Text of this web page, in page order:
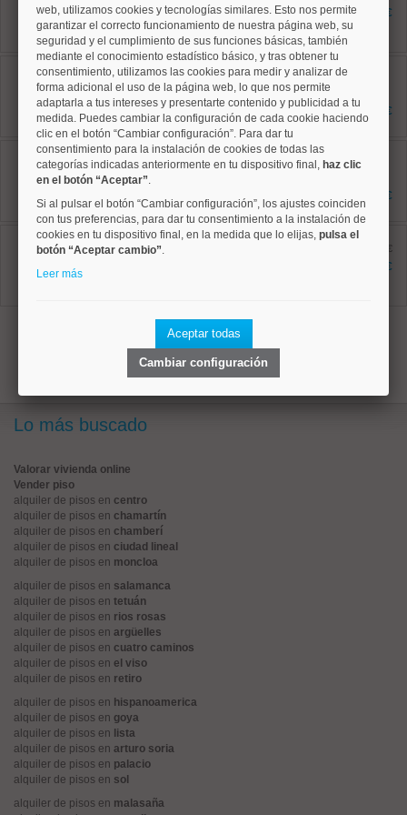
90 m²
2 dormitorios
2 baños
1.850 €
Ref: 50004801
75 m²
2 dormitorios
1 baños
1.650 €
Chamartín, El Viso
Ref: 50004758
3 baños
5.775 €
Tetuán, Cuatro Caminos
Ref: 50004781
antes 2.195 €
2.095 €
Lo más buscado
Valorar vivienda online
Vender piso
alquiler de pisos en centro
alquiler de pisos en chamartín
alquiler de pisos en chamberí
alquiler de pisos en ciudad lineal
alquiler de pisos en moncloa
alquiler de pisos en salamanca
alquiler de pisos en tetuán
alquiler de pisos en rios rosas
alquiler de pisos en argüelles
alquiler de pisos en cuatro caminos
alquiler de pisos en el viso
alquiler de pisos en retiro
alquiler de pisos en hispanoamerica
alquiler de pisos en goya
alquiler de pisos en lista
alquiler de pisos en arturo soria
alquiler de pisos en palacio
alquiler de pisos en sol
alquiler de pisos en malasaña
web, utilizamos cookies y tecnologías similares. Esto nos permite
garantizar el correcto funcionamiento de nuestra página web, su
seguridad y el cumplimiento de sus funciones básicas, también
mediante el conocimiento estadístico básico, y tras obtener tu
consentimiento, utilizamos las cookies para medir y analizar de
forma adicional el uso de la página web, lo que nos permite
adaptarla a tus intereses y presentarte contenido y publicidad a tu
medida. Puedes cambiar la configuración de cada cookie haciendo
clic en el botón “Cambiar configuración”. Para dar tu
consentimiento para la instalación de cookies de todas las
categorías indicadas anteriormente en tu dispositivo final, haz clic
en el botón “Aceptar”.
Si al pulsar el botón “Cambiar configuración”, los ajustes coinciden
con tus preferencias, para dar tu consentimiento a la instalación de
cookies en tu dispositivo final, en la medida que lo elijas, pulsa el
botón “Aceptar cambio”.
Leer más
Aceptar todas
Cambiar configuración